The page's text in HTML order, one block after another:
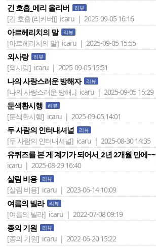
긴 호흡_메리 올리버 리뷰
[긴 호흡 (리커버)] icaru | 2025-09-05 16:16
아르헤리치의 말 리뷰
[아르헤리치의 말] icaru | 2025-09-05 15:55
외사랑 리뷰
[외사랑] icaru | 2025-09-05 15:51
나의 사랑스러운 방해자 리뷰
[나의 사랑스러운 방해..] icaru | 2025-09-05 15:29
둔색환시행 리뷰
[둔색환시행] icaru | 2025-09-05 14:01
두 사람의 인터내셔널 리뷰
[두 사람의 인터내셔널] icaru | 2025-08-30 14:35
유퀴즈를 본 게 계기가 되어서_2년 2개월 만에~~
icaru | 2025-08-29 16:40
살림 비용 리뷰
[살림 비용] icaru | 2023-06-14 10:09
여름의 빌라 리뷰
[여름의 빌라] icaru | 2022-07-08 09:19
종의 기원 리뷰
[종의 기원] icaru | 2022-06-20 15:22